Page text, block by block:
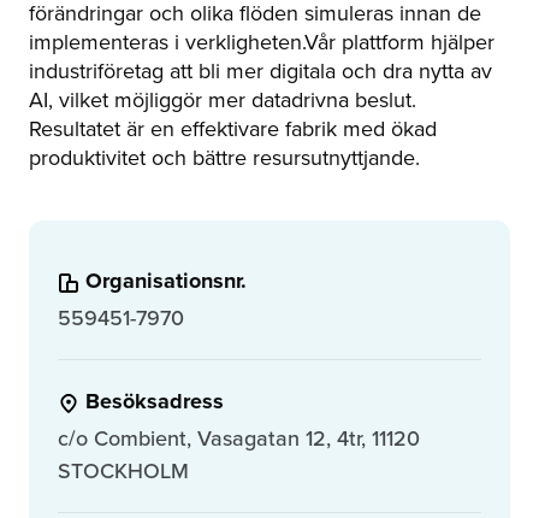
förändringar och olika flöden simuleras innan de
implementeras i verkligheten.Vår plattform hjälper
industriföretag att bli mer digitala och dra nytta av
AI, vilket möjliggör mer datadrivna beslut.
Resultatet är en effektivare fabrik med ökad
produktivitet och bättre resursutnyttjande.
Organisationsnr.
559451-7970
Besöksadress
c/o Combient, Vasagatan 12, 4tr, 11120
STOCKHOLM